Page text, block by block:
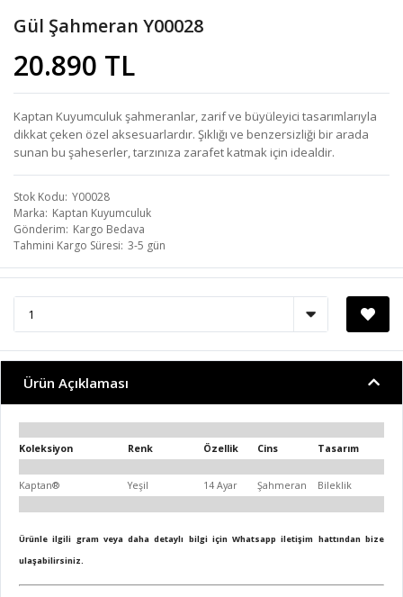
Gül Şahmeran Y00028
20.890 TL
Kaptan Kuyumculuk şahmeranlar, zarif ve büyüleyici tasarımlarıyla
dikkat çeken özel aksesuarlardır. Şıklığı ve benzersizliği bir arada
sunan bu şaheserler, tarzınıza zarafet katmak için idealdir.
Stok Kodu Y00028
Marka Kaptan Kuyumculuk
Gönderim Kargo Bedava
Tahmini Kargo Süresi 3-5 gün
Ürün Açıklaması
Koleksiyon Renk Özellik Cins Tasarım
Kaptan® Yeşil 14 Ayar Şahmeran Bileklik
Ürünle ilgili gram veya daha detaylı bilgi için Whatsapp iletişim hattından bize
ulaşabilirsiniz.